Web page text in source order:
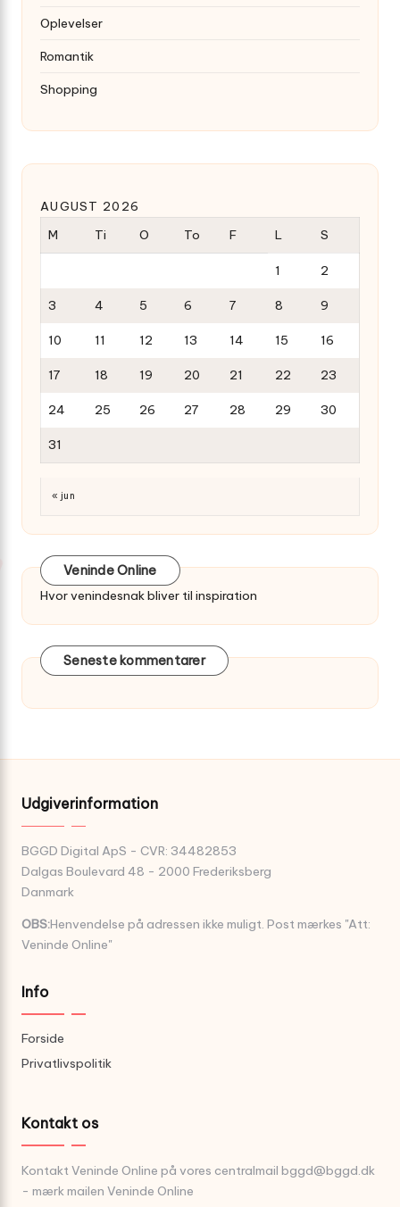
Oplevelser
Romantik
Shopping
AUGUST 2026
M
Ti O To F L S
1 2
3 4 5 6 7 8 9
10 11 12 13 14 15 16
17 18 19 20 21 22 23
24 25 26 27 28 29 30
31
« jun
Veninde Online
Hvor venindesnak bliver til inspiration
Seneste kommentarer
Udgiverinformation
BGGD Digital ApS - CVR: 34482853
Dalgas Boulevard 48 - 2000 Frederiksberg
Danmark
OBS:Henvendelse på adressen ikke muligt. Post mærkes "Att:
Veninde Online"
Info
Forside
Privatlivspolitik
Kontakt os
Kontakt Veninde Online på vores centralmail bggd@bggd.dk
- mærk mailen Veninde Online